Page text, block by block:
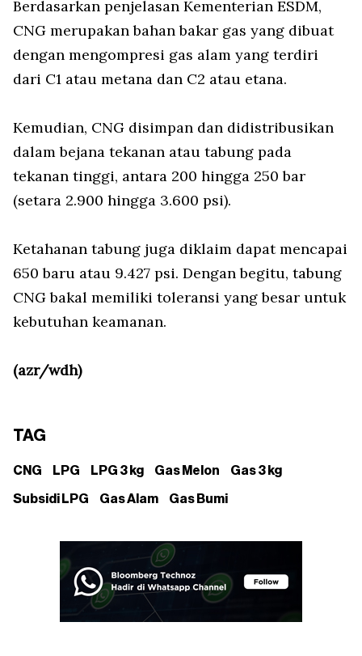
Berdasarkan penjelasan Kementerian ESDM,
CNG merupakan bahan bakar gas yang dibuat
dengan mengompresi gas alam yang terdiri
dari C1 atau metana dan C2 atau etana.
Kemudian, CNG disimpan dan didistribusikan
dalam bejana tekanan atau tabung pada
tekanan tinggi, antara 200 hingga 250 bar
(setara 2.900 hingga 3.600 psi).
Ketahanan tabung juga diklaim dapat mencapai
650 baru atau 9.427 psi. Dengan begitu, tabung
CNG bakal memiliki toleransi yang besar untuk
kebutuhan keamanan.
(azr/wdh)
TAG
CNG LPG LPG 3 kg Gas Melon Gas 3 kg
Subsidi LPG Gas Alam Gas Bumi